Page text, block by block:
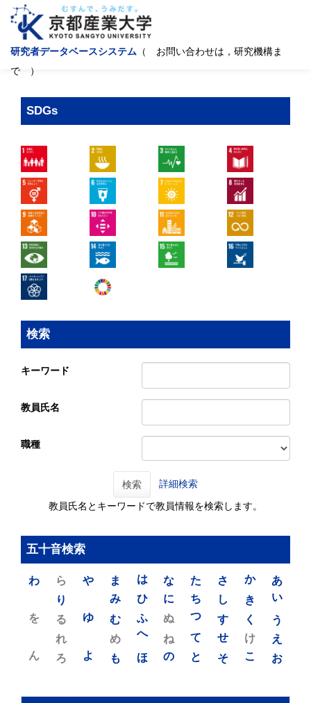
研究者データベースシステム （ お問い合わせは，研究機構ま
で ）
SDGs
検索
キーワード
教員氏名
職種
検索 詳細検索
教員氏名とキーワードで教員情報を検索します。
五十音検索
あ
い
う
え
お
か
き
く
け
こ
さ
し
す
せ
そ
た
ち
つ
て
と
な
に
ぬ
ね
の
は
ひ
ふ
へ
ほ
ま
み
む
め
も
や
ゆ
よ
ら
り
る
れ
ろ
わ
を
ん